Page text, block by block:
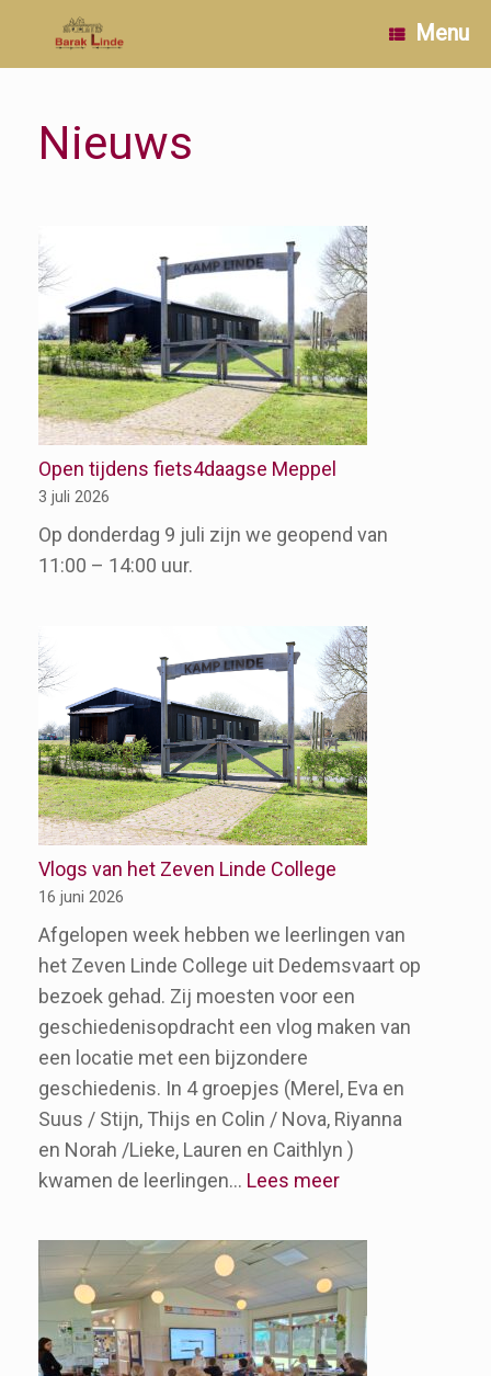
inhoud
Menu
Nieuws
Open tijdens fiets4daagse Meppel
3 juli 2026
Op donderdag 9 juli zijn we geopend van
11:00 – 14:00 uur.
Vlogs van het Zeven Linde College
16 juni 2026
Afgelopen week hebben we leerlingen van
het Zeven Linde College uit Dedemsvaart op
bezoek gehad. Zij moesten voor een
geschiedenisopdracht een vlog maken van
een locatie met een bijzondere
geschiedenis. In 4 groepjes (Merel, Eva en
Suus / Stijn, Thijs en Colin / Nova, Riyanna
en Norah /Lieke, Lauren en Caithlyn )
kwamen de leerlingen… Lees meer:
van
het
Linde
College